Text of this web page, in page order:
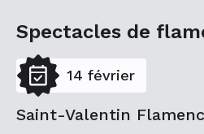
Spectacles de
14 février
Saint-Valentin